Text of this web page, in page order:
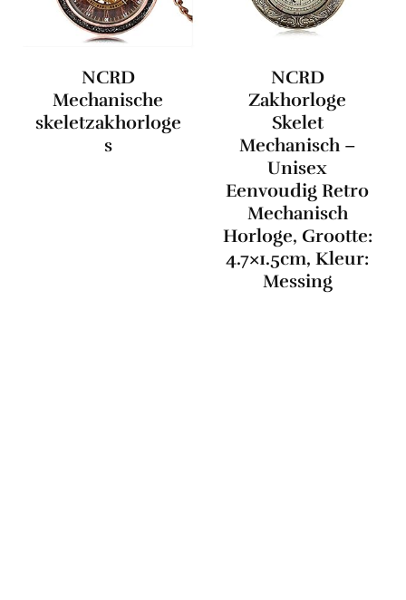
NCRD
Mechanische
skeletzakhorloge
s
NCRD
Zakhorloge
Skelet
Mechanisch –
Unisex
Eenvoudig Retro
Mechanisch
Horloge, Grootte:
4.7×1.5cm, Kleur:
Messing